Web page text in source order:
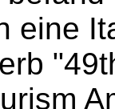
eine